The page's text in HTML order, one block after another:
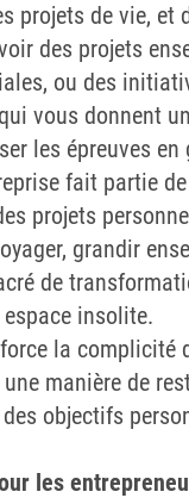
projets de vie, et
des projets
ou des
vous donnent
les épreuves en
fait partie
projets
grandir
de
insolite.
la complicité
manière de
objectifs
les